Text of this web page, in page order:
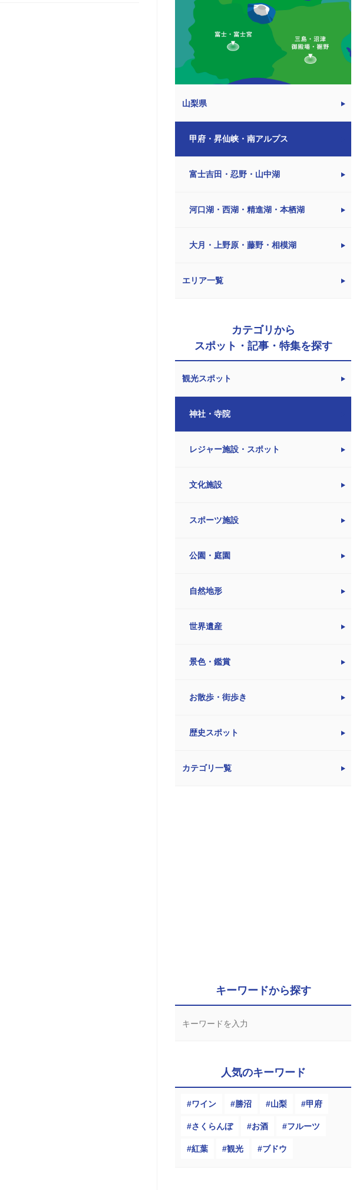
山梨県
甲府・昇仙峡・南アルプス
富士吉田・忍野・山中湖
河口湖・西湖・精進湖・本栖湖
大月・上野原・藤野・相模湖
エリア一覧
カテゴリから
スポット・記事・特集を探す
観光スポット
神社・寺院
レジャー施設・スポット
文化施設
スポーツ施設
公園・庭園
自然地形
世界遺産
景色・鑑賞
お散歩・街歩き
歴史スポット
カテゴリ一覧
キーワードから探す
人気のキーワード
ワイン 勝沼 山梨 甲府
さくらんぼ お酒 フルーツ
紅葉 観光 ブドウ